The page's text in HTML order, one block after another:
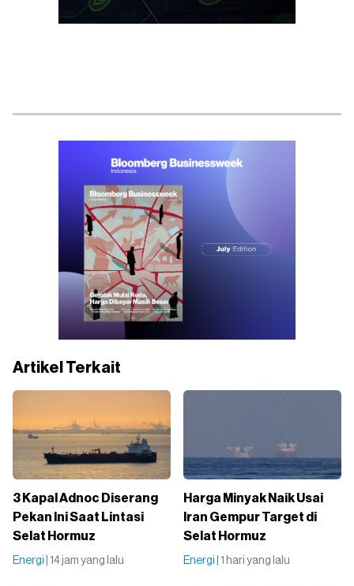
Artikel Terkait
3 Kapal Adnoc Diserang
Pekan Ini Saat Lintasi
Selat Hormuz
Energi | 14 jam yang lalu
Harga Minyak Naik Usai
Iran Gempur Target di
Selat Hormuz
Energi | 1 hari yang lalu